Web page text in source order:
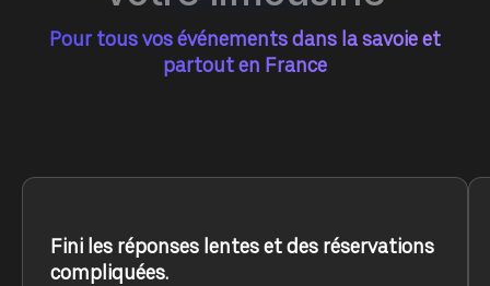
Pour tous vos événements dans la savoie et
partout en France
Fini les réponses lentes et des réservations
compliquées.